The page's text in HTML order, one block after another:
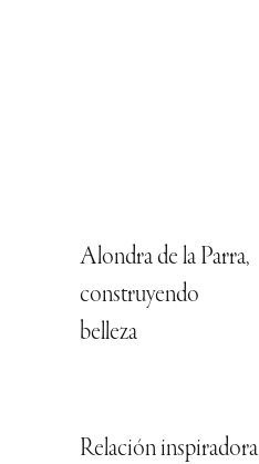
Alondra de la Parra,
construyendo
belleza
Relación inspiradora